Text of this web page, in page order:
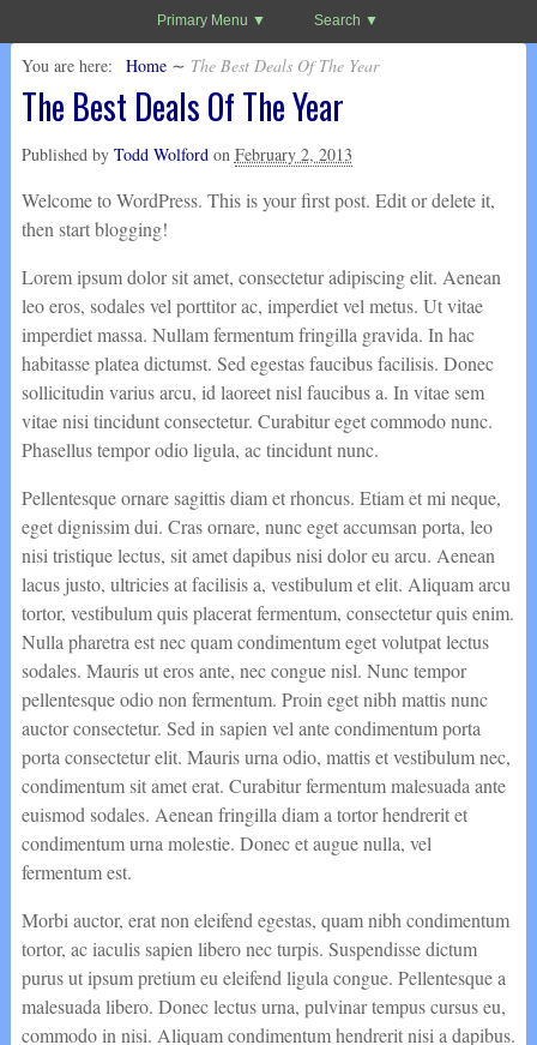
Primary Menu Search
You are here: Home ∼ The Best Deals Of The Year
The Best Deals Of The Year
Published by Todd Wolfordon February 2, 2013
Welcome to WordPress. This is your first post. Edit or delete it,
then start blogging!
Lorem ipsum dolor sit amet, consectetur adipiscing elit. Aenean
leo eros, sodales vel porttitor ac, imperdiet vel metus. Ut vitae
imperdiet massa. Nullam fermentum fringilla gravida. In hac
habitasse platea dictumst. Sed egestas faucibus facilisis. Donec
sollicitudin varius arcu, id laoreet nisl faucibus a. In vitae sem
vitae nisi tincidunt consectetur. Curabitur eget commodo nunc.
Phasellus tempor odio ligula, ac tincidunt nunc.
Pellentesque ornare sagittis diam et rhoncus. Etiam et mi neque,
eget dignissim dui. Cras ornare, nunc eget accumsan porta, leo
nisi tristique lectus, sit amet dapibus nisi dolor eu arcu. Aenean
lacus justo, ultricies at facilisis a, vestibulum et elit. Aliquam arcu
tortor, vestibulum quis placerat fermentum, consectetur quis enim.
Nulla pharetra est nec quam condimentum eget volutpat lectus
sodales. Mauris ut eros ante, nec congue nisl. Nunc tempor
pellentesque odio non fermentum. Proin eget nibh mattis nunc
auctor consectetur. Sed in sapien vel ante condimentum porta
porta consectetur elit. Mauris urna odio, mattis et vestibulum nec,
condimentum sit amet erat. Curabitur fermentum malesuada ante
euismod sodales. Aenean fringilla diam a tortor hendrerit et
condimentum urna molestie. Donec et augue nulla, vel
fermentum est.
Morbi auctor, erat non eleifend egestas, quam nibh condimentum
tortor, ac iaculis sapien libero nec turpis. Suspendisse dictum
purus ut ipsum pretium eu eleifend ligula congue. Pellentesque a
malesuada libero. Donec lectus urna, pulvinar tempus cursus eu,
commodo in nisi. Aliquam condimentum hendrerit nisi a dapibus.